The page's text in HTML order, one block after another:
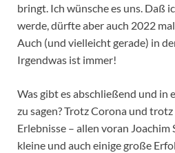
bringt. Ich wünsche es uns. Daß
werde, dürfte aber auch 2022
Auch (und vielleicht gerade) in
Irgendwas ist immer!
Was gibt es abschließend und in
zu sagen? Trotz Corona und
Erlebnisse – allen voran Joachim
kleine und auch einige große